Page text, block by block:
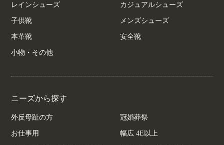
レインシューズ カジュアルシューズ
子供靴 メンズシューズ
本革靴 安全靴
小物・その他
ニーズから探す
外反母趾の方 冠婚葬祭
お仕事用 幅広 4E以上